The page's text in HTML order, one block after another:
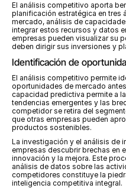
El análisis competitivo aporta
planificación estratégica en tres
mercado, análisis de
integrar estos recursos y datos
empresas pueden visualizar su
deben dirigir sus inversiones y
Identificación de
El análisis competitivo permite
oportunidades de mercado
capacidad predictiva permite a
tendencias emergentes y las
competidor se retira del
que otras empresas pueden
productos sostenibles.
La investigación y el análisis de
empresas descubrir brechas en
innovación y la mejora. Este
análisis de datos sobre las
competidores constituye la
inteligencia competitiva integral.